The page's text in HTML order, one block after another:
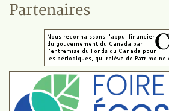
Partenaires